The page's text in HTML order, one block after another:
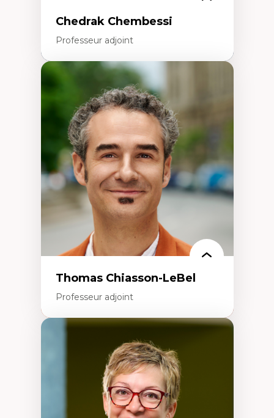
Chedrak Chembessi
Professeur adjoint
Économie circulaire
Modèles d’affaires durables
Histoire des faits économiques
Gestion durable des ressources naturelles
Écologie industrielle
Aménagement durable du territoire
Développement régional
Coopératives
Télétravail en milieu rural francophone
Transition socio-écologique
Thomas Chiasson-LeBel
Professeur adjoint
Théories du développement
Économie politique comparée
Élites économiques
Sociologie économique
Extractivisme
Classes sociales
Mouvements sociaux